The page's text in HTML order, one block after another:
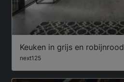
Keuken in grijs en robijnrood
next125